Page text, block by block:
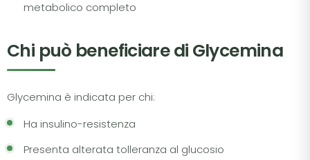
metabolico completo
Chi può beneficiare di Glycemina
Glycemina è indicata per chi:
Ha insulino-resistenza
Presenta alterata tolleranza al glucosio